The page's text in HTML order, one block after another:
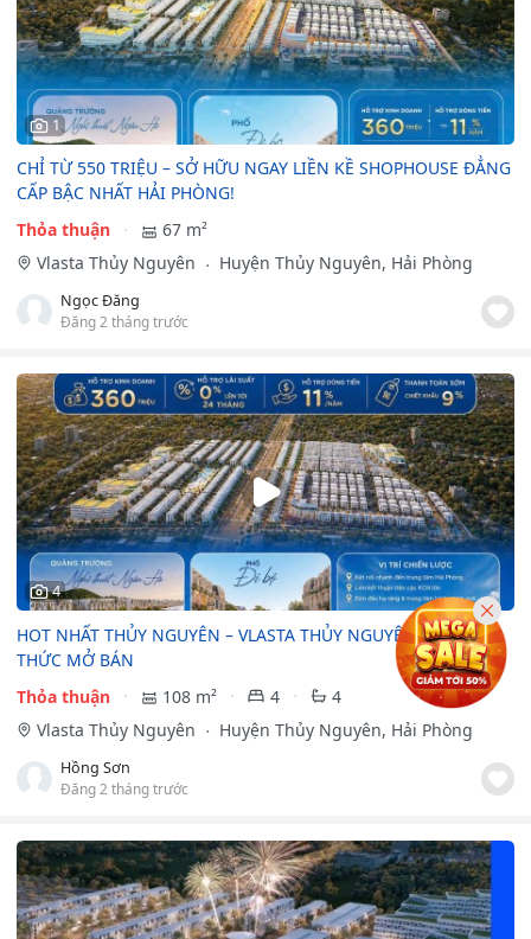
1
CHỈ TỪ 550 TRIỆU – SỞ HỮU NGAY LIỀN KỀ SHOPHOUSE ĐẲNG
CẤP BẬC NHẤT HẢI PHÒNG!
Thỏa thuận
67 m²
Vlasta Thủy Nguyên
Huyện Thủy Nguyên, Hải Phòng
Ngọc Đăng
Đăng 2 tháng trước
4
HOT NHẤT THỦY NGUYÊN – VLASTA THỦY NGUYÊN CHÍNH
THỨC MỞ BÁN
Thỏa thuận
108 m² 4
4
Vlasta Thủy Nguyên
Huyện Thủy Nguyên, Hải Phòng
Hồng Sơn
Đăng 2 tháng trước